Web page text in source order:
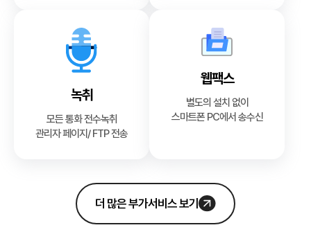
녹취
모든 통화 전수녹취
관리자 페이지/ FTP 전송
웹팩스
별도의 설치 없이
스마트폰 PC에서 송수신
더 많은 부가서비스 보기